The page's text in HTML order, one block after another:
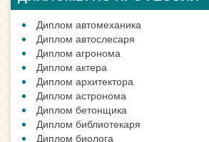
Диплом автомеханика
Диплом автослесаря
Диплом агронома
Диплом актера
Диплом архитектора
Диплом астронома
Диплом бетонщика
Диплом библиотекаря
Диплом биолога